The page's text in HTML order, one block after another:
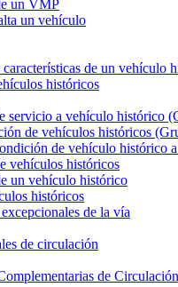
un VMP
un vehículo
de un vehículo
históricos
servicio a vehículo histórico
de vehículos históricos
de vehículo histórico
vehículos históricos
un vehículo histórico
históricos
de la vía
de circulación
de